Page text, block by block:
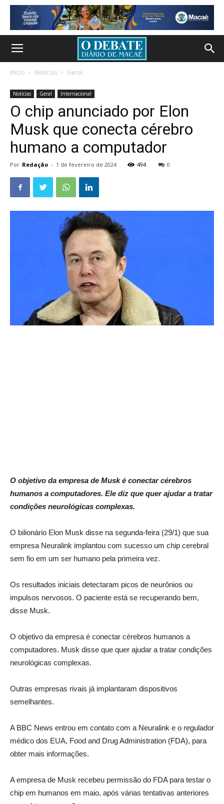
Início Notícias Geral
Notícias Geral Internacional
O chip anunciado por Elon
Musk que conecta cérebro
humano a computador
Por Redação - 1 de fevereiro de 2024 494 0
O objetivo da empresa de Musk é conectar cérebros
humanos a computadores. Ele diz que quer ajudar a tratar
condições neurológicas complexas.
O bilionário Elon Musk disse na segunda-feira (29/1) que sua
empresa Neuralink implantou com sucesso um chip cerebral
sem fio em um ser humano pela primeira vez.
Os resultados iniciais detectaram picos de neurônios ou
impulsos nervosos. O paciente está se recuperando bem,
disse Musk.
O objetivo da empresa é conectar cérebros humanos a
computadores. Musk disse que quer ajudar a tratar condições
neurológicas complexas.
Outras empresas rivais já implantaram dispositivos
semelhantes.
A BBC News entrou em contato com a Neuralink e o regulador
médico dos EUA, Food and Drug Administration (FDA), para
obter mais informações.
A empresa de Musk recebeu permissão do FDA para testar o
chip em humanos em maio, após várias tentativas anteriores